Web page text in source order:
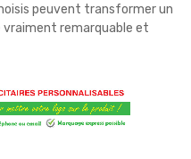
peuvent transformer un
vraiment remarquable et